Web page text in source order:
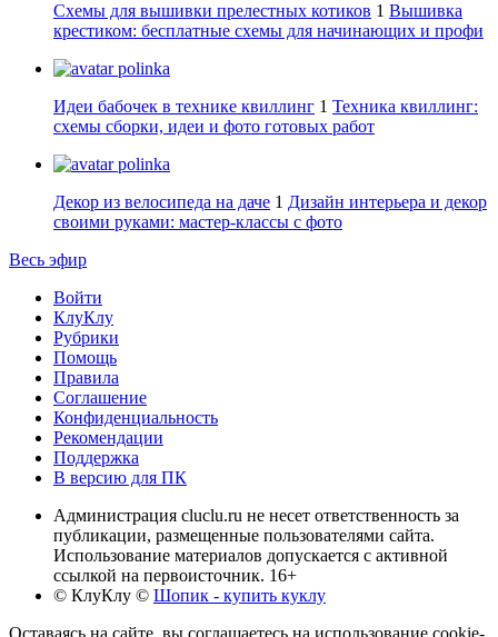
Схемы для вышивки прелестных котиков 1 Вышивка
крестиком: бесплатные схемы для начинающих и профи
polinka
Идеи бабочек в технике квиллинг 1 Техника квиллинг:
схемы сборки, идеи и фото готовых работ
polinka
Декор из велосипеда на даче 1 Дизайн интерьера и декор
своими руками: мастер-классы с фото
Весь эфир
Войти
КлуКлу
Рубрики
Помощь
Правила
Соглашение
Конфиденциальность
Рекомендации
Поддержка
В версию для ПК
Администрация cluclu.ru не несет ответственность за
публикации, размещенные пользователями сайта.
Использование материалов допускается с активной
ссылкой на первоисточник. 16+
© КлуКлу © Шопик - купить куклу